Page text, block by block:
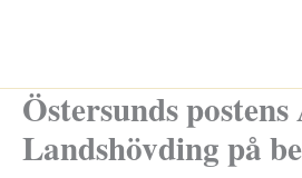
Östersunds
Landshövding på